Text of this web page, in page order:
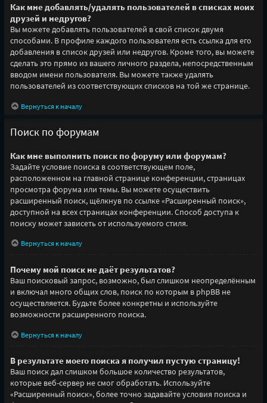
Как мне добавлять/удалять пользователей в списках моих
друзей и недругов?
Вы можете добавлять пользователей в свой список двумя
способами. В профиле каждого пользователя есть ссылка для его
добавления в список друзей или недругов. Кроме того, вы можете
сделать это прямо из вашего личного раздела, непосредственным
вводом имени пользователя. Вы можете также удалять
пользователей из соответствующих списков на той же странице.
Вернуться к началу
Поиск по форумам
Как мне выполнить поиск по форуму или форумам?
Задайте условие поиска в соответствующем поле,
расположенном на главной странице конференции, страницах
просмотра форума или темы. Вы можете осуществить
расширенный поиск, щёлкнув по ссылке «Расширенный поиск»,
доступной на всех страницах конференции. Способ доступа к
поиску может зависеть от используемого стиля.
Вернуться к началу
Почему мой поиск не даёт результатов?
Ваш поисковый запрос, возможно, был слишком неопределённым
и включал много общих слов, поиск по которым в phpBB не
осуществляется. Будьте более конкретны и используйте
возможности расширенного поиска.
Вернуться к началу
В результате моего поиска я получил пустую страницу!
Ваш поиск дал слишком большое количество результатов,
которые веб-сервер не смог обработать. Используйте
«Расширенный поиск», более точно задавайте условия поиска и